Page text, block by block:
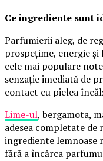
Ce ingrediente sunt
Parfumierii aleg, de
prospețime, energie
cele mai populare
senzație imediată de
contact cu pielea
Lime-ul, bergamota,
adesea completate
ingrediente lemnoase
fără a încărca